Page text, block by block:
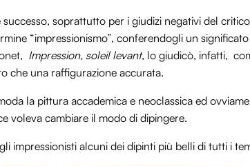
soprattutto per i giudizi negativi del
“impressionismo”, conferendogli un
Impression, soleil levant, lo giudicò, infatti,
che una raffigurazione accurata.
la pittura accademica e neoclassica ed
voleva cambiare il modo di dipingere.
impressionisti alcuni dei dipinti più belli di tutti i